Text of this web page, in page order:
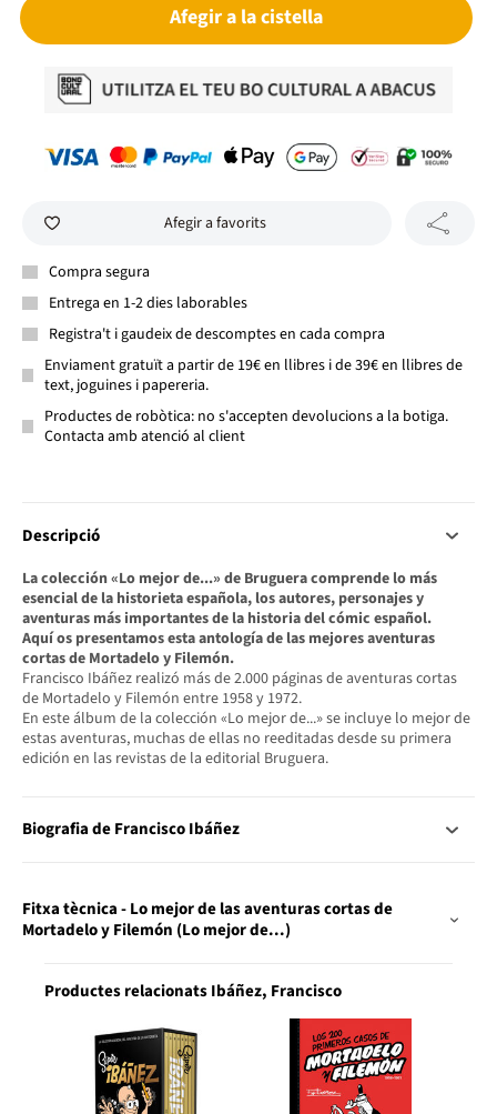
Afegir a la cistella
Afegir a favorits
Compra segura
Entrega en 1-2 dies laborables
Registra't i gaudeix de descomptes en cada compra
Enviament gratuït a partir de 19€ en llibres i de 39€ en llibres de
text, joguines i papereria.
Productes de robòtica: no s'accepten devolucions a la botiga.
Contacta amb atenció al client
Descripció
La colección «Lo mejor de...» de Bruguera comprende lo más
esencial de la historieta española, los autores, personajes y
aventuras más importantes de la historia del cómic español.
Aquí os presentamos esta antología de las mejores aventuras
cortas de Mortadelo y Filemón.
Francisco Ibáñez realizó más de 2.000 páginas de aventuras cortas
de Mortadelo y Filemón entre 1958 y 1972.
En este álbum de la colección «Lo mejor de...» se incluye lo mejor de
estas aventuras, muchas de ellas no reeditadas desde su primera
edición en las revistas de la editorial Bruguera.
Biografia de Francisco Ibáñez
Fitxa tècnica - Lo mejor de las aventuras cortas de
Mortadelo y Filemón (Lo mejor de...)
Productes relacionats Ibáñez, Francisco